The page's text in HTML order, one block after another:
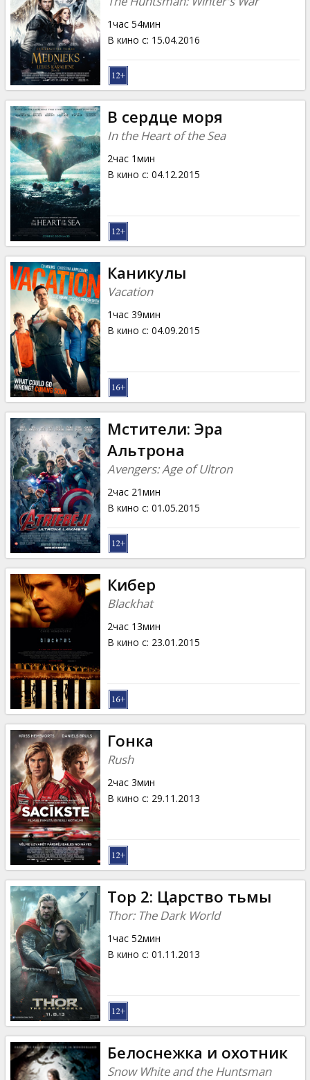
1час 54мин
В кино с: 15.04.2016
В сердце моря
In the Heart of the Sea
2час 1мин
В кино с: 04.12.2015
Каникулы
Vacation
1час 39мин
В кино с: 04.09.2015
Мстители: Эра
Альтрона
Avengers: Age of Ultron
2час 21мин
В кино с: 01.05.2015
Кибер
Blackhat
2час 13мин
В кино с: 23.01.2015
Гонка
Rush
2час 3мин
В кино с: 29.11.2013
Тор 2: Царство тьмы
Thor: The Dark World
1час 52мин
В кино с: 01.11.2013
Белоснежка и охотник
Snow White and the Huntsman